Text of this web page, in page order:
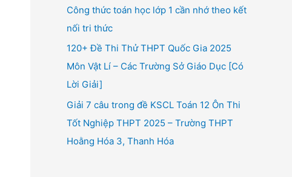
:Công thức toán học lớp 1 cần nhớ theo kết
nối tri thức
120+ Đề Thi Thử THPT Quốc Gia 2025
Môn Vật Lí – Các Trường Sở Giáo Dục [Có
Lời Giải]
Giải 7 câu trong đề KSCL Toán 12 Ôn Thi
Tốt Nghiệp THPT 2025 – Trường THPT
Hoằng Hóa 3, Thanh Hóa